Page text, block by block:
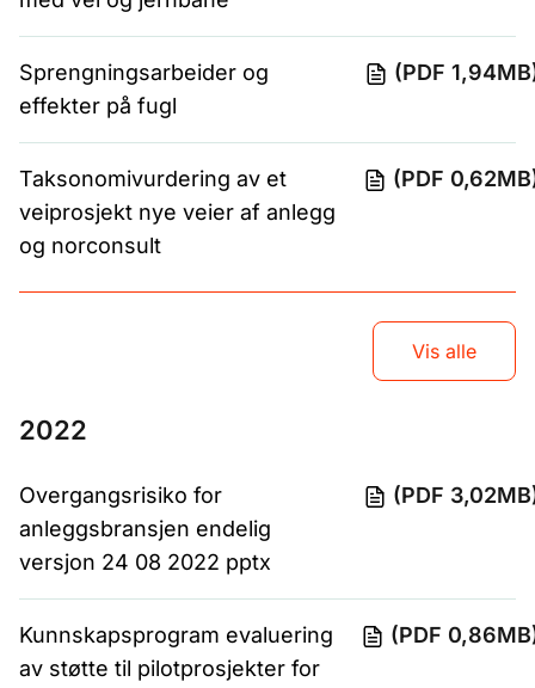
Sprengningsarbeider og
effekter på fugl
(PDF
Taksonomivurdering av et
veiprosjekt nye veier af anlegg
og norconsult
(PDF
Vis alle
2022
Overgangsrisiko for
anleggsbransjen endelig
versjon 24 08 2022 pptx
(PDF
Kunnskapsprogram evaluering
av støtte til pilotprosjekter for
(PDF